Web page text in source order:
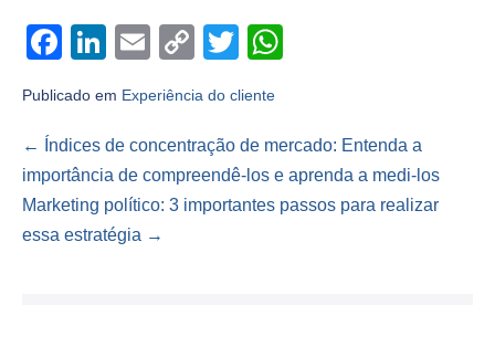
F
c
e
b
o
o
Li
k
e
dI
n
E
ail
C
p
y
Li
n
T
tt
er s
A
p
Publicado em Experiência do cliente
Navegação
de
post
← Índices de concentração de mercado: Entenda a
importância de compreendê-los e aprenda a medi-los
Marketing político: 3 importantes passos para realizar
essa estratégia →